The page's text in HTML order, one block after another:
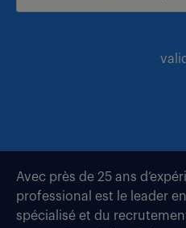
Avec près de 25 ans
professional est le leader
spécialisé et du